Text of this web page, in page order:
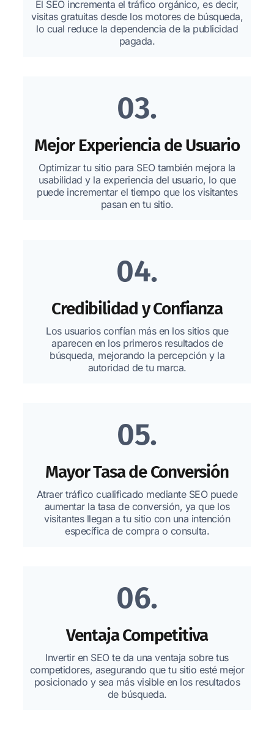
El SEO incrementa el tráfico orgánico, es decir,
visitas gratuitas desde los motores de búsqueda,
lo cual reduce la dependencia de la publicidad
pagada.
03.
Mejor Experiencia de Usuario
Optimizar tu sitio para SEO también mejora la
usabilidad y la experiencia del usuario, lo que
puede incrementar el tiempo que los visitantes
pasan en tu sitio.
04.
Credibilidad y Confianza
Los usuarios confían más en los sitios que
aparecen en los primeros resultados de
búsqueda, mejorando la percepción y la
autoridad de tu marca.
05.
Mayor Tasa de Conversión
Atraer tráfico cualificado mediante SEO puede
aumentar la tasa de conversión, ya que los
visitantes llegan a tu sitio con una intención
específica de compra o consulta.
06.
Ventaja Competitiva
Invertir en SEO te da una ventaja sobre tus
competidores, asegurando que tu sitio esté mejor
posicionado y sea más visible en los resultados
de búsqueda.